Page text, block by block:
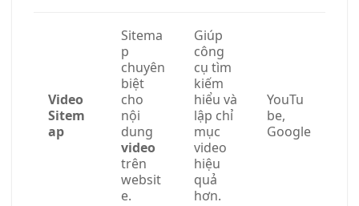
Video
Sitem
ap
Sitema
p
chuyên
biệt
cho
nội
dung
video
trên
websit
e.
Giúp
công
cụ tìm
kiếm
hiểu và
lập chỉ
mục
video
hiệu
quả
hơn.
YouTu
be,
Google